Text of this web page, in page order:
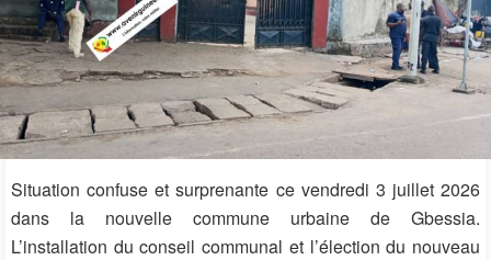
Situation confuse et surprenante ce vendredi 3 juillet 2026
dans la nouvelle commune urbaine de Gbessia.
L’installation du conseil communal et l’élection du nouveau